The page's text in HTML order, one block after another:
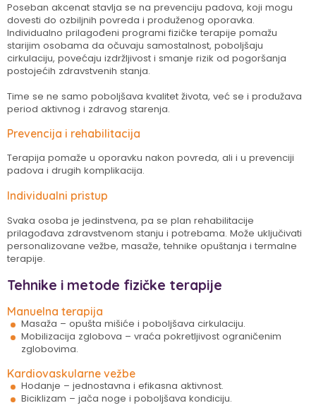
Poseban akcenat stavlja se na prevenciju padova, koji mogu
dovesti do ozbiljnih povreda i produženog oporavka.
Individualno prilagođeni programi fizičke terapije pomažu
starijim osobama da očuvaju samostalnost, poboljšaju
cirkulaciju, povećaju izdržljivost i smanje rizik od pogoršanja
postojećih zdravstvenih stanja.
Time se ne samo poboljšava kvalitet života, već se i produžava
period aktivnog i zdravog starenja.
Prevencija i rehabilitacija
Terapija pomaže u oporavku nakon povreda, ali i u prevenciji
padova i drugih komplikacija.
Individualni pristup
Svaka osoba je jedinstvena, pa se plan rehabilitacije
prilagođava zdravstvenom stanju i potrebama. Može uključivati
personalizovane vežbe, masaže, tehnike opuštanja i termalne
terapije.
Tehnike i metode fizičke terapije
Manuelna terapija
Masaža – opušta mišiće i poboljšava cirkulaciju.
Mobilizacija zglobova – vraća pokretljivost ograničenim
zglobovima.
Kardiovaskularne vežbe
Hodanje – jednostavna i efikasna aktivnost.
Biciklizam – jača noge i poboljšava kondiciju.